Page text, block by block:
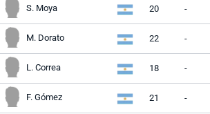
S. Moya 20 -
M. Dorato 22 -
L. Correa 18 -
F. Gómez 21 -